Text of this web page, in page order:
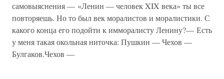
самовыяснения — «Ленин — человек XIX века» ты все
повторяешь. Но то был век моралистов и моралистики. С
какого конца его подойти к имморалисту Ленину?— Есть
у меня такая окольная ниточка: Пушкин — Чехов —
Булгаков.Чехов —